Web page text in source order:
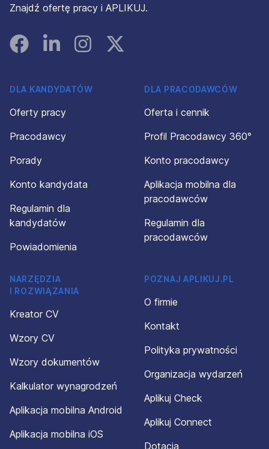
Znajdź ofertę pracy i APLIKUJ.
FacebookLinked InInstagramInstagram
DLA KANDYDATÓW
Oferty pracy
Pracodawcy
Porady
Konto kandydata
Regulamin dla
kandydatów
Powiadomienia
DLA PRACODAWCÓW
Oferta i cennik
Profil Pracodawcy 360°
Konto pracodawcy
Aplikacja mobilna dla
pracodawców
Regulamin dla
pracodawców
NARZĘDZIA
I ROZWIĄZANIA
Kreator CV
Wzory CV
Wzory dokumentów
Kalkulator wynagrodzeń
Aplikacja mobilna Android
Aplikacja mobilna iOS
POZNAJ APLIKUJ.PL
O firmie
Kontakt
Polityka prywatności
Organizacja wydarzeń
Aplikuj Check
Aplikuj Connect
Dotacja